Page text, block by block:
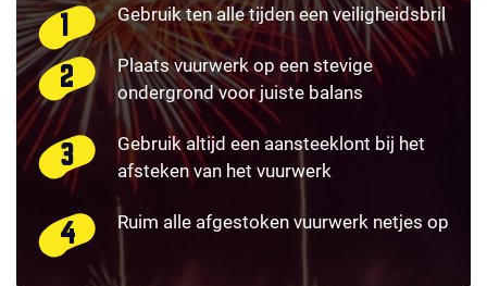
Gebruik ten alle tijden een veiligheidsbril
Plaats vuurwerk op een stevige
ondergrond voor juiste balans
Gebruik altijd een aansteeklont bij het
afsteken van het vuurwerk
Ruim alle afgestoken vuurwerk netjes op